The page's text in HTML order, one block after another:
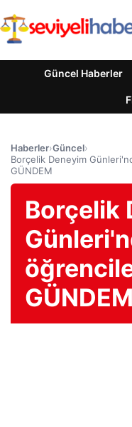
Güncel Haberler
Haberler›Güncel›
Borçelik Deneyim
GÜNDEM
Borçelik
GÜNDEM